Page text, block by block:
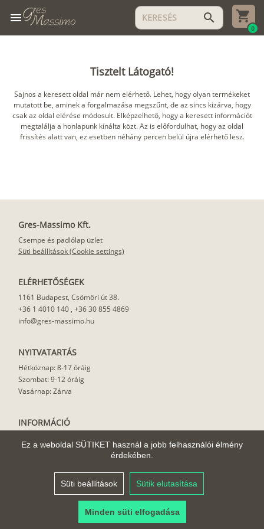
Ez a weboldal SÜTIKET használ a jobb felhasználói élmény
érdekében.
Süti beállítások Sütik elutasítása
Minden süti elfogadása
menu search
0
Tisztelt Látogató!
Sajnos a keresett oldal már nem elérhető. Lehet, hogy olyan termékeket
mutatott be, aminek a forgalmazása megszűnt, de az sincs kizárva, hogy
csak az oldal elérése módosult. Elképzelhető, hogy a keresett információt
megtalálja a honlapunk kínálta közt. Az is előfordulhat, hogy az oldal
frissítés alatt van, ez esetben néhány percen belül újra elérhető lesz.
Gres-Massimo Kft.
Csempe és padlólap üzlet
Süti beállítások (Cookie settings)
ELÉRHETŐSÉGEK
1161 Budapest, Csömöri út 38.
+36 1 4010 140 , +36 30 855 4869
info@gres-massimo.hu
NYITVATARTÁS
Hétköznap: 8-17 óráig
Szombat: 9-12 óráig
Vasárnap: Zárva
INFORMÁCIÓ
Felhasználási javaslat